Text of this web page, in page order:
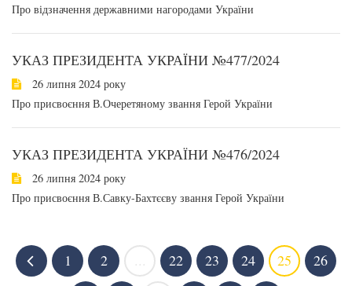
Про відзначення державними нагородами України
УКАЗ ПРЕЗИДЕНТА УКРАЇНИ №477/2024
26 липня 2024 року
Про присвоєння В.Очеретяному звання Герой України
УКАЗ ПРЕЗИДЕНТА УКРАЇНИ №476/2024
26 липня 2024 року
Про присвоєння В.Савку-Бахтєєву звання Герой України
1 2 22 23 24 25
26